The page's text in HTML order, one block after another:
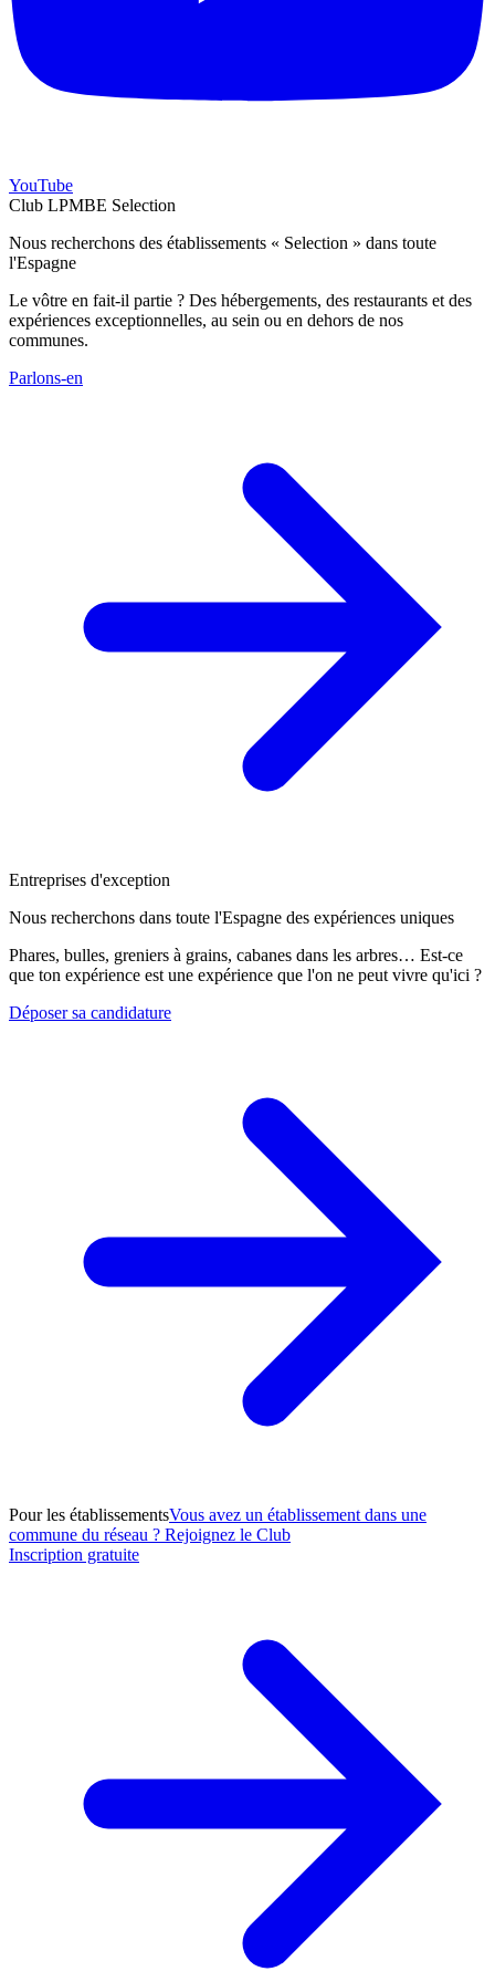
YouTube
Club LPMBE Selection
Nous recherchons des établissements « Selection » dans toute
l'Espagne
Le vôtre en fait-il partie ? Des hébergements, des restaurants et des
expériences exceptionnelles, au sein ou en dehors de nos
communes.
Parlons-en
Entreprises d'exception
Nous recherchons dans toute l'Espagne des expériences uniques
Phares, bulles, greniers à grains, cabanes dans les arbres… Est-ce
que ton expérience est une expérience que l'on ne peut vivre qu'ici ?
Déposer sa candidature
Pour les établissementsVous avez un établissement dans une
commune du réseau ? Rejoignez le Club
Inscription gratuite